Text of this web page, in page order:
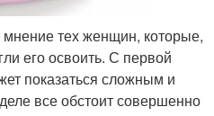
тех женщин, которые,
его освоить. С первой
показаться сложным и
все обстоит совершенно